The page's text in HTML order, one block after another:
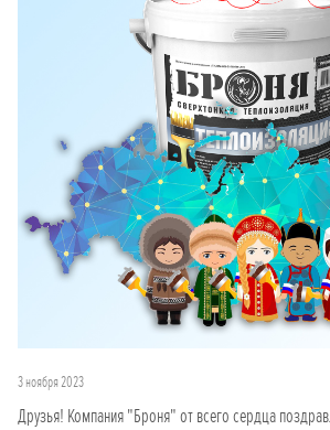
3 ноября 2023
Друзья! Компания "Броня" от всего сердца